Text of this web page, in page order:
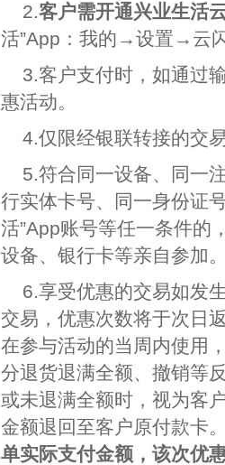
2.客户需开通兴业生活
活”App：我的→设置→云
3.客户支付时，如通过
惠活动。
4.仅限经银联转接的交
5.符合同一设备、同一
行实体卡号、同一身份证
活”App账号等任一条件的
设备、银行卡等亲自参加
6.享受优惠的交易如发
交易，优惠次数将于次日
在参与活动的当周内使用
分退货退满全额、撤销等
或未退满全额时，视为客
金额退回至客户原付款卡
单实际支付金额，该次优